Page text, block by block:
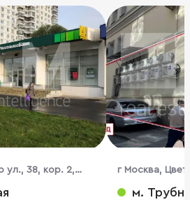
ул., 38, кор. 2,
г Москва,
м.